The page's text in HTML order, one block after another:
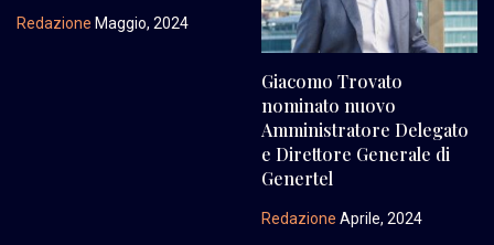
Redazione Maggio, 2024
Giacomo Trovato
nominato nuovo
Amministratore Delegato
e Direttore Generale di
Genertel
Redazione Aprile, 2024